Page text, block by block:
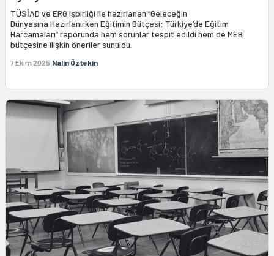
TÜSİAD ve ERG işbirliği ile hazırlanan “Geleceğin
Dünyasına Hazırlanırken Eğitimin Bütçesi: Türkiye’de Eğitim
Harcamaları” raporunda hem sorunlar tespit edildi hem de MEB
bütçesine ilişkin öneriler sunuldu.
7 Ekim 2025 Nalin Öztekin